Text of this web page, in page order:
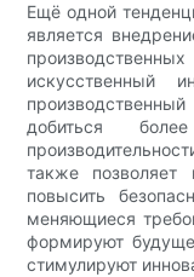
Ещё одной
является
искусственный
добиться
также позволяет
повысить
меняющиеся
формируют
стимулируют